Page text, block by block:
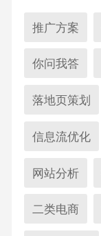
推广方案
你问我答
落地页策划
信息流优化
网站分析
二类电商